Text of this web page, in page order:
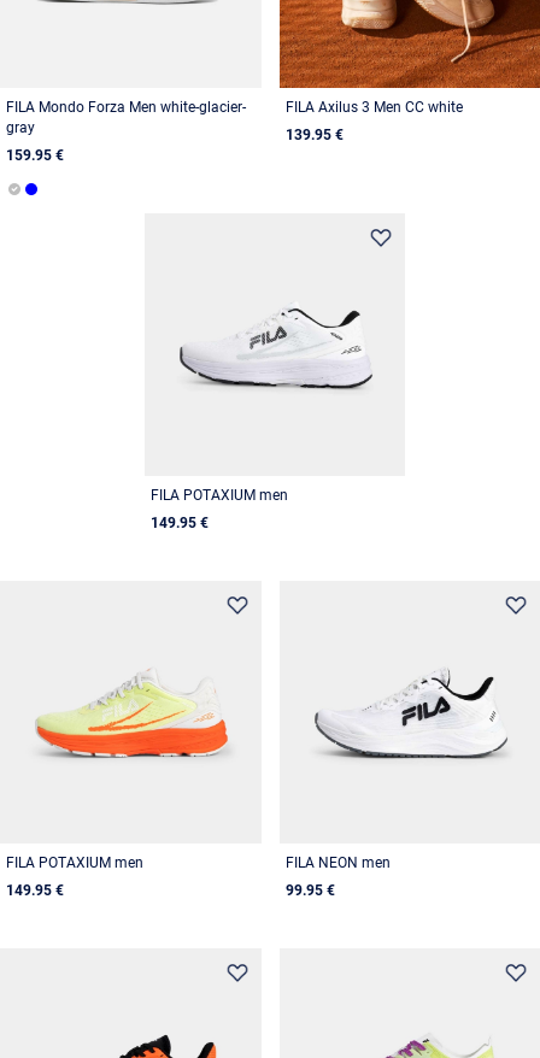
FILA Mondo Forza Men white-glacier-
gray
159.95 €
FILA Axilus 3 Men CC white
139.95 €
FILA POTAXIUM men
149.95 €
FILA POTAXIUM men
149.95 €
FILA NEON men
99.95 €